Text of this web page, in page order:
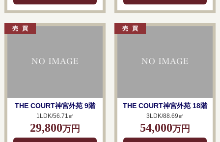
THE COURT神宮外苑 9階
1LDK/56.71㎡
29,800万円
THE COURT神宮外苑 18階
3LDK/88.69㎡
54,000万円